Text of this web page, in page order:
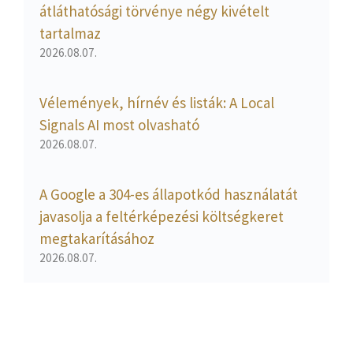
átláthatósági törvénye négy kivételt
tartalmaz
2026.08.07.
Vélemények, hírnév és listák: A Local
Signals AI most olvasható
2026.08.07.
A Google a 304-es állapotkód használatát
javasolja a feltérképezési költségkeret
megtakarításához
2026.08.07.